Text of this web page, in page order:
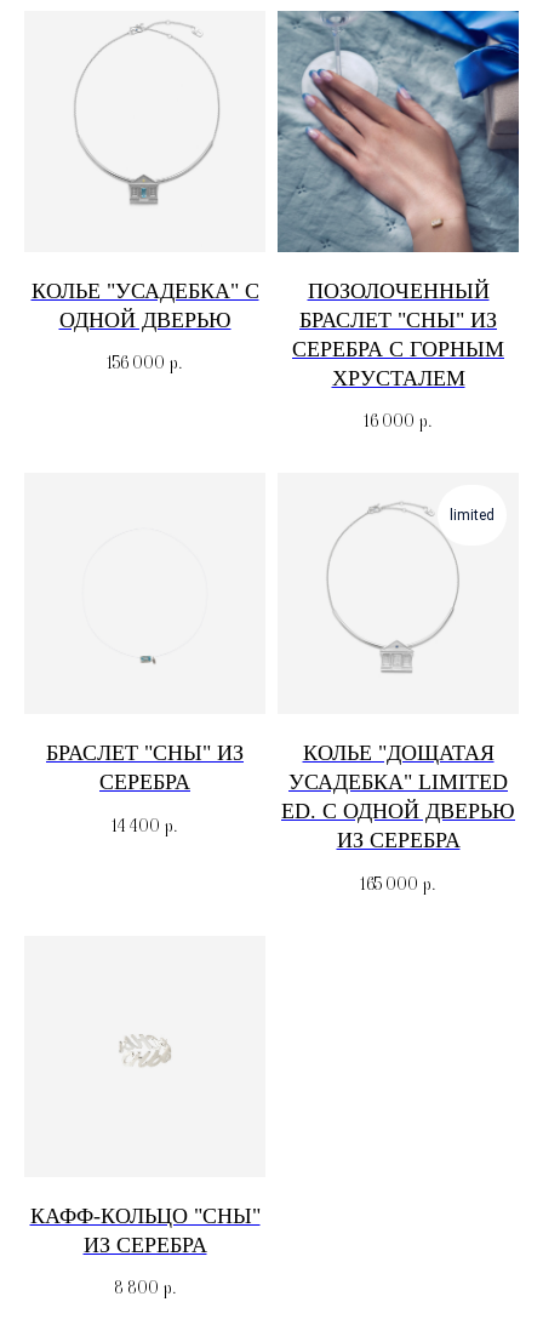
КОЛЬЕ "УСАДЕБКА" С
ОДНОЙ ДВЕРЬЮ
156 000 р.
ПОЗОЛОЧЕННЫЙ
БРАСЛЕТ "СНЫ" ИЗ
СЕРЕБРА С ГОРНЫМ
ХРУСТАЛЕМ
16 000 р.
БРАСЛЕТ "СНЫ" ИЗ
СЕРЕБРА
14 400 р.
limited
КОЛЬЕ "ДОЩАТАЯ
УСАДЕБКА" LIMITED
ED. С ОДНОЙ ДВЕРЬЮ
ИЗ СЕРЕБРА
165 000 р.
КАФФ-КОЛЬЦО "СНЫ"
ИЗ СЕРЕБРА
8 800 р.